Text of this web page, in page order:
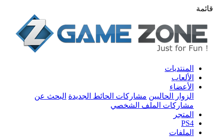
قائمة
المنتديات
الألعاب
الأعضاء
الزوار الحاليين مشاركات الحائط الجديدة البحث عن
مشاركات الملف الشخصي
المتجر
PS4
الملفات